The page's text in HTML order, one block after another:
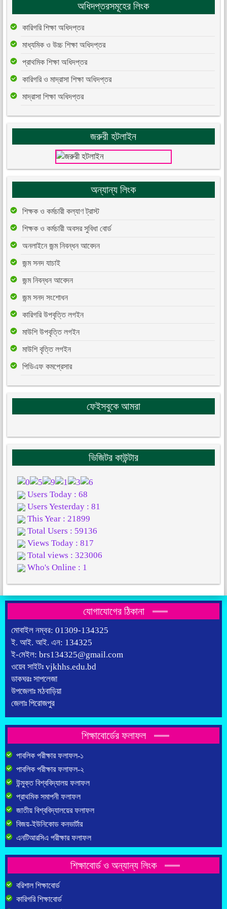
অধিদপ্তরসমূহের লিংক
কারিগরি শিক্ষা অধিদপ্তর
মাধ্যমিক ও উচ্চ শিক্ষা অধিদপ্তর
প্রাথমিক শিক্ষা অধিদপ্তর
কারিগরি ও মাদ্রাসা শিক্ষা অধিদপ্তর
মাদ্রাসা শিক্ষা অধিদপ্তর
জরুরী হটলাইন
অন্যান্য লিংক
শিক্ষক ও কর্মচারী কল্যাণ ট্রাস্ট
শিক্ষক ও কর্মচারী অবসর সুবিধা বোর্ড
অনলাইনে জন্ম নিবন্ধন আবেদন
জন্ম সনদ যাচাই
জন্ম নিবন্ধন আবেদন
জন্ম সনদ সংশোধন
কারিগরি উপবৃত্তি লগইন
মাউশি উপবৃত্তি লগইন
মাউশি বৃত্তি লগইন
পিডিএফ কমপ্রেসার
ফেইসবুকে আমরা
ভিজিটর কাউন্টার
Users Today : 68
Users Yesterday : 81
This Year : 21899
Total Users : 59136
Views Today : 817
Total views : 323006
Who's Online : 1
যোগাযোগের ঠিকানা
মোবাইল নম্বর: 01309-134325
ই. আই. আই. এন: 134325
ই-মেইল: brs134325@gmail.com
ওয়েব সাইটঃ vjkhhs.edu.bd
ডাকঘরঃ সাপলেজা
উপজেলাঃ মঠবাড়িয়া
জেলাঃ পিরোজপুর
শিক্ষাবোর্ডের ফলাফল
পাবলিক পরীক্ষার ফলাফল-১
পাবলিক পরীক্ষার ফলাফল-২
উন্মুক্ত বিশ্ববিদ্যালয় ফলাফল
প্রাথমিক সমাপনী ফলাফল
জাতীয় বিশ্ববিদ্যালয়ের ফলাফল
বিজয়-ইউনিকোড কনভার্টার
এনটিআরসিএ পরীক্ষার ফলাফল
শিক্ষাবোর্ড ও অন্যান্য লিংক
বরিশাল শিক্ষাবোর্ড
কারিগরি শিক্ষাবোর্ড